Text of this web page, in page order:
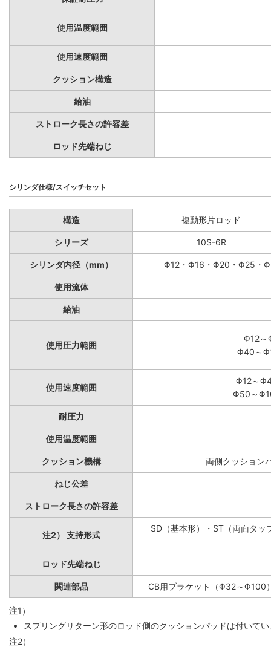
使用温度範囲
使用速度範囲
クッション構造
給油
ストローク長さの許容差
ロッド先端ねじ
シリンダ仕様/スイッチセット
構造 複動形片ロッド
シリーズ 10S-6R
シリンダ内径（mm） Φ12・Φ16・Φ20・Φ25・
使用流体
給油
使用圧力範囲
Φ12～
Φ40～
使用速度範囲
Φ12～
Φ50～
耐圧力
使用温度範囲
クッション機構 両側クッション
ねじ公差
ストローク長さの許容差
注2） 支持形式
SD（基本形）・ST（両面タッ
ロッド先端ねじ
関連部品 CB用ブラケット（Φ32～Φ100
注1）
スプリングリターン形のロッド側のクッションパッドは付い
注2）